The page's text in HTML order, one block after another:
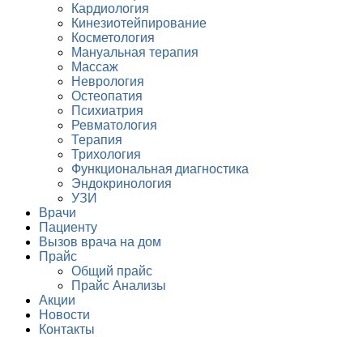
Кардиология
Кинезиотейпирование
Косметология
Мануальная терапия
Массаж
Неврология
Остеопатия
Психиатрия
Ревматология
Терапия
Трихология
Функциональная диагностика
Эндокринология
УЗИ
Врачи
Пациенту
Вызов врача на дом
Прайс
Общий прайс
Прайс Анализы
Акции
Новости
Контакты